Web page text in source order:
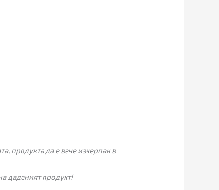
продукта да е вече изчерпан в
даденият продукт!